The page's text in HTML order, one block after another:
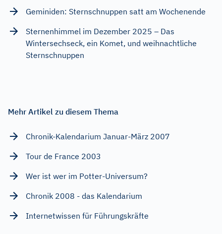
Geminiden: Sternschnuppen satt am Wochenende
Sternenhimmel im Dezember 2025 – Das
Wintersechseck, ein Komet, und weihnachtliche
Sternschnuppen
Mehr Artikel zu diesem Thema
Chronik-Kalendarium Januar-März 2007
Tour de France 2003
Wer ist wer im Potter-Universum?
Chronik 2008 - das Kalendarium
Internetwissen für Führungskräfte